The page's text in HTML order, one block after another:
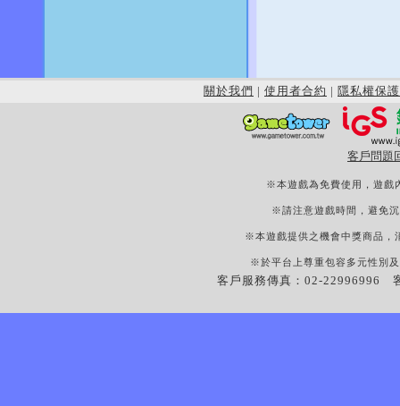
關於我們 | 使用者合約 | 隱私權保護
客戶問題
※本遊戲為免費使用，遊戲
※請注意遊戲時間，避免
※本遊戲提供之機會中獎商品，
※於平台上尊重包容多元性別
客戶服務傳真：02-22996996